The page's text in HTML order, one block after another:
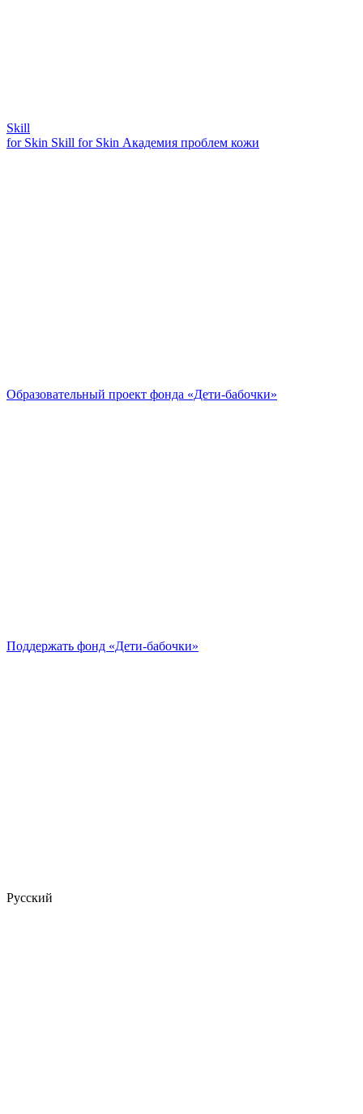
Skill
for Skin Skill for Skin Академия проблем кожи
Образовательный проект фонда «Дети-бабочки»
Поддержать фонд «Дети-бабочки»
Русский